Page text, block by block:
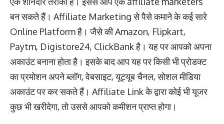
बन सकते हैं। Affiliate Marketing से पैसे कमाने के कई सारे
Online Platform है। जैसे की Amazon, Flipkart,
Paytm, Digistore24, ClickBank है। यह पर आपको अपना
अकाउंट बनाना होता है। इसके बाद आप यह पर किसी भी प्रोडक्ट
का प्रमोशन अपने ब्लॉग, वेबसाइट, यूट्यूब चैनल, सोशल मीडिया
अकाउंट पर कर सकते हैं। Affiliate Link के द्वारा कोई भी यूजर
कुछ भी खरीदेगा, तो उससे आपको कमीशन प्राप्त होगा।